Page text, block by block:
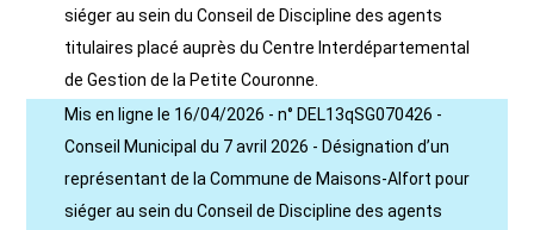
siéger au sein du Conseil de Discipline des agents
titulaires placé auprès du Centre Interdépartemental
de Gestion de la Petite Couronne.
Mis en ligne le 16/04/2026 - n° DEL13qSG070426 -
Conseil Municipal du 7 avril 2026 - Désignation d’un
représentant de la Commune de Maisons-Alfort pour
siéger au sein du Conseil de Discipline des agents